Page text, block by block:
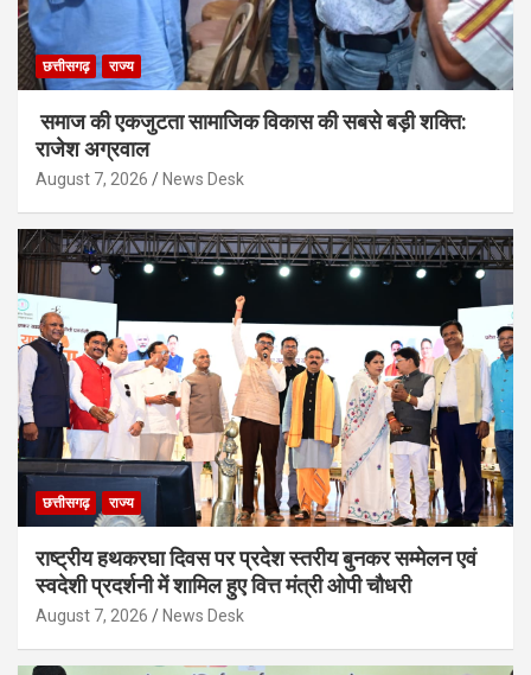
छत्तीसगढ़ राज्य
समाज की एकजुटता सामाजिक विकास की सबसे बड़ी शक्ति:
राजेश अग्रवाल
August 7, 2026 News Desk
छत्तीसगढ़ राज्य
राष्ट्रीय हथकरघा दिवस पर प्रदेश स्तरीय बुनकर सम्मेलन एवं
स्वदेशी प्रदर्शनी में शामिल हुए वित्त मंत्री ओपी चौधरी
August 7, 2026 News Desk